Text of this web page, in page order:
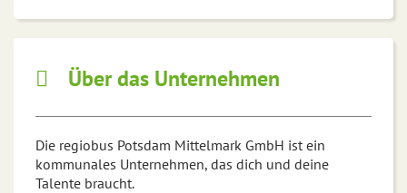
Über das Unternehmen
Die regiobus Potsdam Mittelmark GmbH ist ein
kommunales Unternehmen, das dich und deine
Talente braucht.